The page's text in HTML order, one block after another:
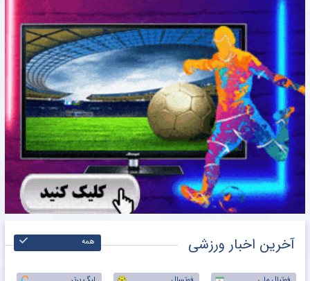
آخرین اخبار ورزشی همه